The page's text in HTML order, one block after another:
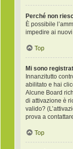
Perché non
È possibile
impedire ai
Top
Mi sono
Innanzitutto
abilitato e hai
Alcune Board
di attivazione è
valido?
prova a
Top